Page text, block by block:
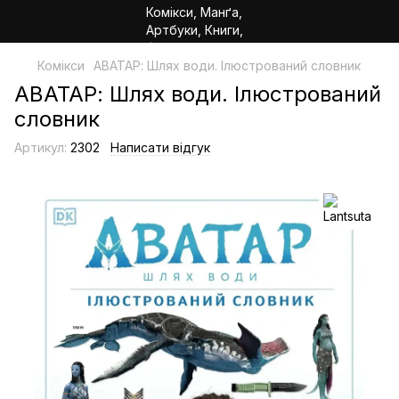
Комікси АВАТАР: Шлях води. Ілюстрований словник
АВАТАР: Шлях води. Ілюстрований
словник
Артикул: 2302 Написати відгук